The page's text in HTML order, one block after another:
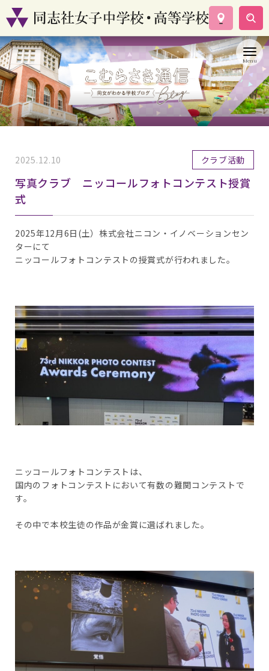
学校案内
コース紹介
学校生活
入試情報
資料請求
2025.12.10 クラブ活動
写真クラブ ニッコールフォトコンテスト授賞
式
2025年12月6日(土）株式会社ニコン・イノベーションセン
ターにて
ニッコールフォトコンテストの授賞式が行われました。
ニッコールフォトコンテストは、
国内のフォトコンテストにおいて有数の難関コンテストで
す。
その中で本校生徒の作品が金賞に選ばれました。